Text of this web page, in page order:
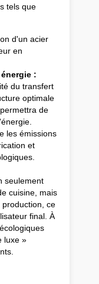
tels que
d'un acier
en
:
du transfert
optimale
de
les émissions
et
seulement
cuisine, mais
ce
final. À
luxe »